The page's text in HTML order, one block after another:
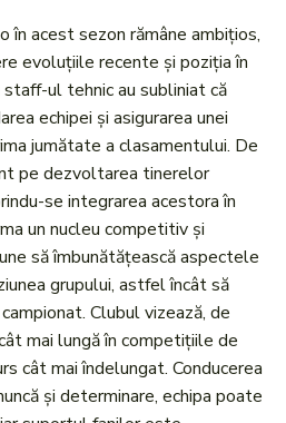
în acest sezon rămâne ambițios,
evoluțiile recente și poziția în
ul tehnic au subliniat că
echipei și asigurarea unei
jumătate a clasamentului. De
pe dezvoltarea tinerelor
se integrarea acestora în
un nucleu competitiv și
să îmbunătățească aspectele
grupului, astfel încât să
Clubul vizează, de
mai lungă în competițiile de
cât mai îndelungat. Conducerea
și determinare, echipa poate